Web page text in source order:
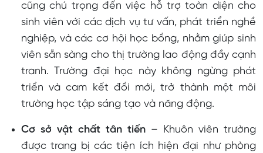
cũng chú trọng đến việc hỗ trợ toàn diện cho
sinh viên với các dịch vụ tư vấn, phát triển nghề
nghiệp, và các cơ hội học bổng, nhằm giúp sinh
viên sẵn sàng cho thị trường lao động đầy cạnh
tranh. Trường đại học này không ngừng phát
triển và cam kết đổi mới, trở thành một môi
trường học tập sáng tạo và năng động.
Cơ sở vật chất tân tiến – Khuôn viên trường
được trang bị các tiện ích hiện đại như phòng